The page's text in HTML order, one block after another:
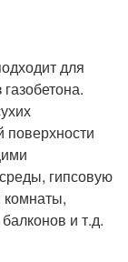
для
гипсовую
комнаты,
и т.д.